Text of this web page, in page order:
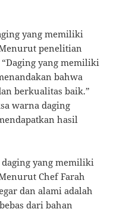
yang memiliki
penelitian
yang memiliki
bahwa
berkualitas baik.”
warna daging
hasil
yang memiliki
Chef Farah
dan alami adalah
dari bahan